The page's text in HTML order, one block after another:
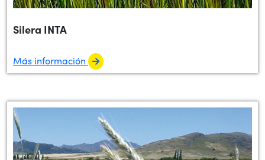
Silera INTA
Más información